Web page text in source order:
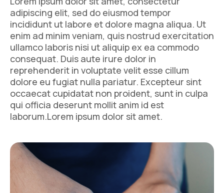
adipiscing elit, sed do eiusmod tempor
incididunt ut labore et dolore magna aliqua. Ut
enim ad minim veniam, quis nostrud exercitation
ullamco laboris nisi ut aliquip ex ea commodo
consequat. Duis aute irure dolor in
reprehenderit in voluptate velit esse cillum
dolore eu fugiat nulla pariatur. Excepteur sint
occaecat cupidatat non proident, sunt in culpa
qui officia deserunt mollit anim id est
laborum.Lorem ipsum dolor sit amet.